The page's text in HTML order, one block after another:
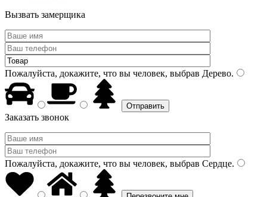
Вызвать замерщика
Пожалуйста, докажите, что вы человек, выбрав Дерево.
Заказать звонок
Пожалуйста, докажите, что вы человек, выбрав Сердце.